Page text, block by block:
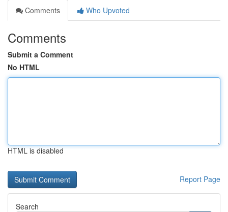
Comments
Who Upvoted
Comments
Submit a Comment
No HTML
HTML is disabled
Report Page
Search